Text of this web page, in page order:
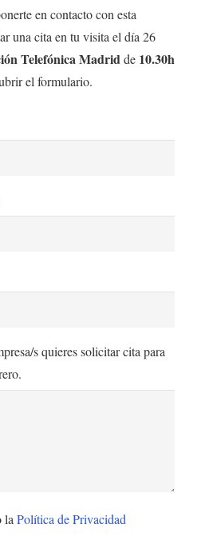
en contacto con esta
una cita en tu visita el día 26
Telefónica Madridde 10.30h
el formulario.
s quieres solicitar cita para
la Política de Privacidad